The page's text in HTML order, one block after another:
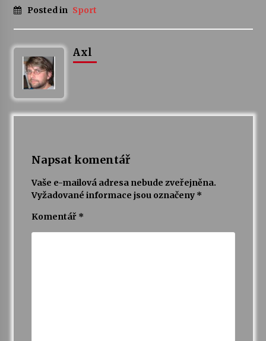
Posted in Sport
Axl
Napsat komentář
Vaše e-mailová adresa nebude zveřejněna.
Vyžadované informace jsou označeny *
Komentář *